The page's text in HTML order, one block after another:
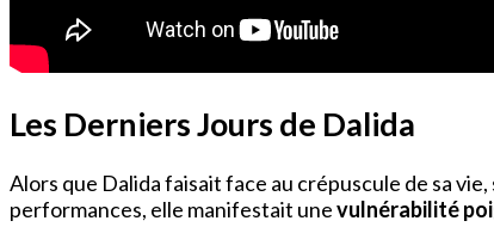
Les Derniers Jours de Dalida
Alors que Dalida faisait face au crépuscule de sa
performances, elle manifestait unevulnérabilité